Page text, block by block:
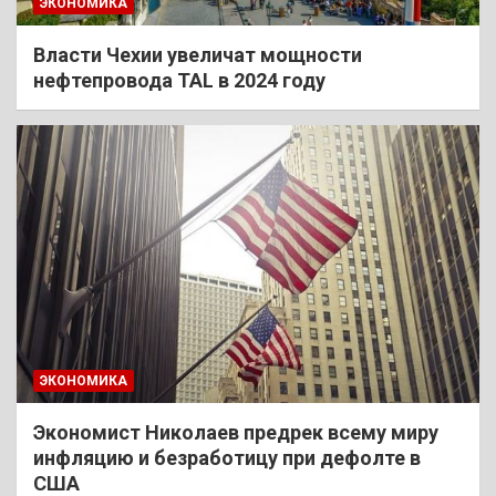
ЭКОНОМИКА
Власти Чехии увеличат мощности
нефтепровода TAL в 2024 году
ЭКОНОМИКА
Экономист Николаев предрек всему миру
инфляцию и безработицу при дефолте в
США